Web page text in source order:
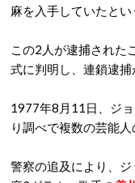
麻を入手していたとい
この2人が逮捕された
式に判明し、連鎖逮捕
1977年8月11日、ジ
り調べで複数の芸能人
警察の追及により、